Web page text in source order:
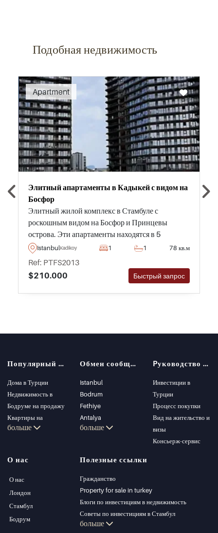
Подобная недвижимость
Apartment
Recommended
Элитный апартаменты в Кадыкей с видом на
Босфор
Элитный жилой комплекс в Стамбуле с
роскошным видом на Босфор и Принцевы
острова. Эти апартаменты находятся в 5
минутах ходьбы от Багдат авеню и располагают
торговым центром на территории комплекса.
IstanbulKadikoy 1 1 78 кв.м
Ref: PTFS2013
$210.000
Быстрый запрос
Популярный поиск
Дома в Турции
Недвижимость в
Бодруме на продажу
Квартиры на
продажу в Стамбуле
Квартиры на
продажу в Анталии
больше
Обмен сообщениями
Istanbul
Bodrum
Fethiye
Antalya
Kalkan
Bursa
Gocek
Side
Kemer
Dalyan
Izmir
больше
Pуководство покупателя
Инвестиции в
Турции
Процесс покупки
Вид на жительство и
визы
Консьерж-сервис
О нас
О нас
Лондон
Стамбул
Бодрум
Полезные ссылки
Гражданство
Property for sale in turkey
Блоги по инвестициям в недвижимость
Советы по инвестициям в Стамбул
Управление PT
больше